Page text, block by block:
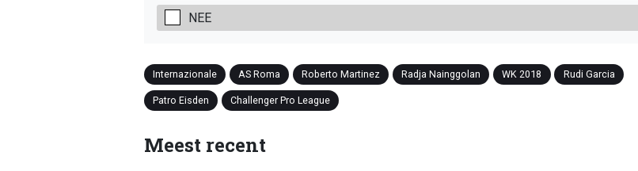
NEE
Internazionale AS Roma Roberto Martinez Radja Nainggolan WK 2018 Rudi Garcia
Patro Eisden Challenger Pro League
Meest recent